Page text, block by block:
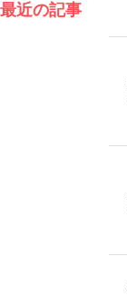
最近の記事